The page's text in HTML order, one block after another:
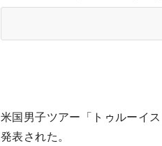
米国男子ツアー「トゥルーイ
発表された。